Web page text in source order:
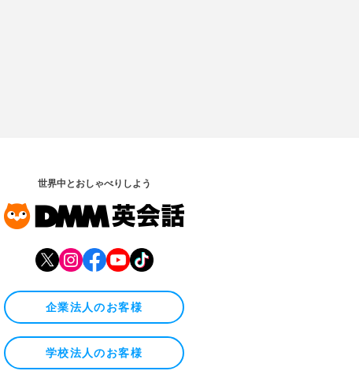
世界中とおしゃべりしよう
企業法人のお客様
学校法人のお客様